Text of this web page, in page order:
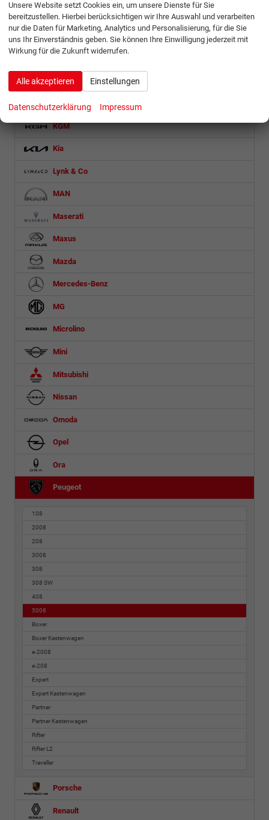
Hyundai
Isuzu
Jaecoo
Jeep
KGM
Kia
Lynk & Co
MAN
Maserati
Maxus
Mazda
Mercedes-Benz
MG
Microlino
Mini
Mitsubishi
Nissan
Omoda
Opel
Ora
Peugeot
108
2008
208
3008
308
308 SW
408
5008
Boxer
Boxer Kastenwagen
e-2008
e-208
Expert
Expert Kastenwagen
Partner
Partner Kastenwagen
Rifter
Rifter L2
Traveller
Porsche
Renault
Unsere Website setzt Cookies ein, um unsere Dienste für Sie
bereitzustellen. Hierbei berücksichtigen wir Ihre Auswahl und verarbeiten
nur die Daten für Marketing, Analytics und Personalisierung, für die Sie
uns Ihr Einverständnis geben. Sie können Ihre Einwilligung jederzeit mit
Wirkung für die Zukunft widerrufen.
Alle akzeptieren Einstellungen
Datenschutzerklärung Impressum